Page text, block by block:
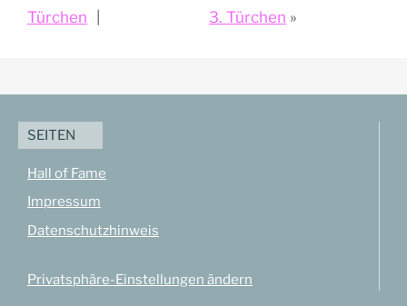
Türchen
3. Türchen
SEITEN
Hall of Fame
Impressum
Datenschutzhinweis
Privatsphäre-Einstellungen ändern